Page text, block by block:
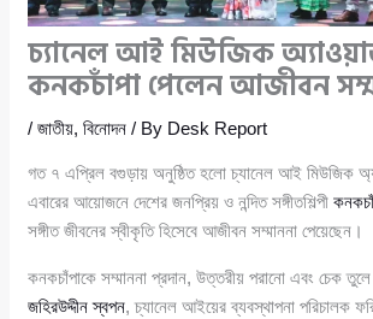
চ্যানেল আই মিউজিক
কনকচাঁপা পেলেন আজীবন
/জাতীয়,বিনোদন / By Desk Report
গত ৭ এপ্রিল বগুড়ায় অনুষ্ঠিত হলো চ্যানেল আই মিউজিক
এবারের আয়োজনে দেশের জনপ্রিয় ও নন্দিত সঙ্গীতশিল্পী
সঙ্গীত জীবনের স্বীকৃতি হিসেবে আজীবন সম্মাননা পেয়েছেন।
কনকচাঁপাকে সম্মাননা প্রদান, উত্তরীয় পরানো এবং চেক
জহিরউদ্দীন স্বপন, চ্যানেল আইয়ের ব্যবস্থাপনা পরিচালক